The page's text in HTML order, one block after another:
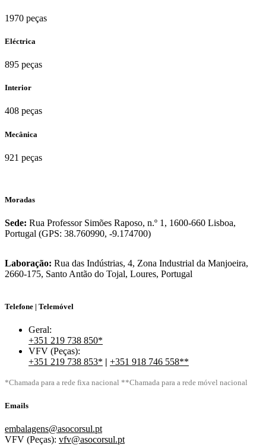
1970 peças
Eléctrica
895 peças
Interior
408 peças
Mecânica
921 peças
Moradas
Sede: Rua Professor Simões Raposo, n.º 1, 1600-660 Lisboa,
Portugal (GPS: 38.760990, -9.174700)
Laboração: Rua das Indústrias, 4, Zona Industrial da Manjoeira,
2660-175, Santo Antão do Tojal, Loures, Portugal
Telefone | Telemóvel
Geral:
+351 219 738 850*
VFV (Peças):
+351 219 738 853* | +351 918 746 558**
*Chamada para a rede fixa nacional **Chamada para a rede móvel nacional
Emails
embalagens@asocorsul.pt
VFV (Peças): vfv@asocorsul.pt